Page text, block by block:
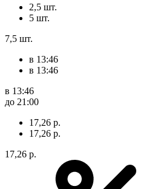
2,5 шт.
5 шт.
7,5 шт.
в 13:46
в 13:46
в 13:46
до 21:00
17,26 р.
17,26 р.
17,26 р.